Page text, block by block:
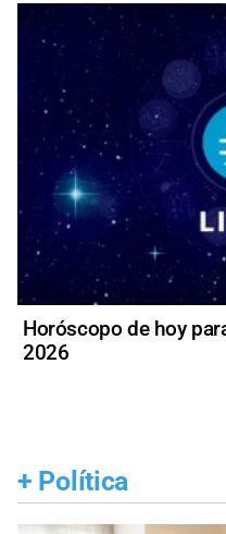
Horóscopo de hoy
2026
+ Política